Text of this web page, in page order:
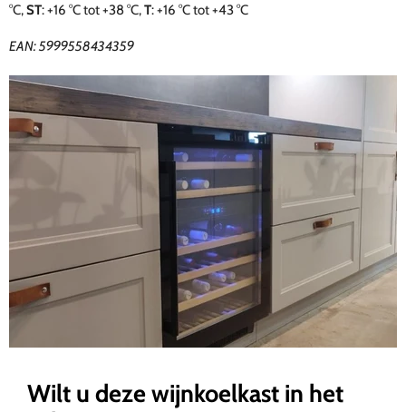
°C,ST: +16 °C tot +38 °C,T: +16 °C tot +43 °C
EAN:5999558434359
Wilt u deze wijnkoelkast in het